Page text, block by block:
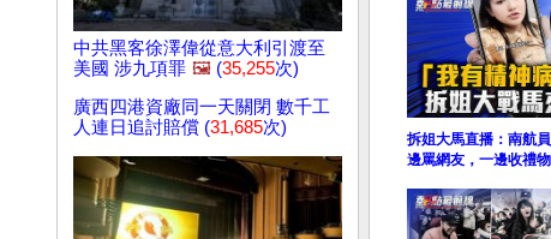
中共黑客徐澤偉從意大利引渡至
美國 涉九項罪 🖼️ (35,255次)
廣西四港資廠同一天關閉 數千工
人連日追討賠償 (31,685次)
拆姐大馬直播：南航
邊罵網友，一邊收禮